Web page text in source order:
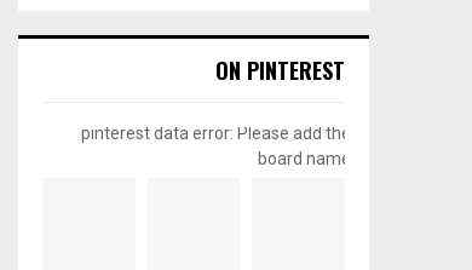
ON PINTEREST
pinterest data error: Please add the
board name